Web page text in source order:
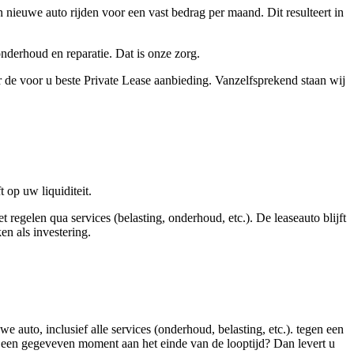
auto rijden voor een vast bedrag per maand. Dit resulteert in
en reparatie. Dat is onze zorg.
voor u beste Private Lease aanbieding. Vanzelfsprekend staan wij
op uw liquiditeit.
qua services (belasting, onderhoud, etc.). De leaseauto blijft
als investering.
auto, inclusief alle services (onderhoud, belasting, etc.). tegen een
gegeveven moment aan het einde van de looptijd? Dan levert u